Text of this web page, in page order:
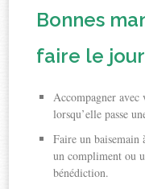
Bonnes
faire le
Accompagner
lorsqu’elle passe
Faire un baisemain
un compliment ou
bénédiction.